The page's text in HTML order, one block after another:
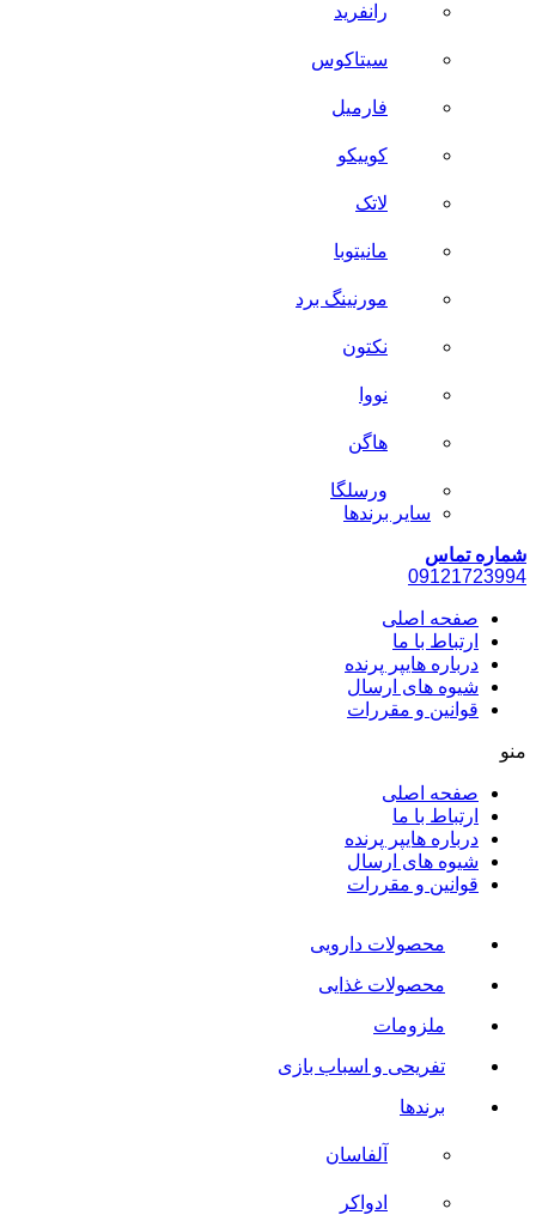
رانفرید
سیتاکوس
فارمیل
کوییکو
لاتک
مانیتوبا
مورنینگ برد
نکتون
نووا
هاگن
ورسلگا
سایر برند‌ها
شماره تماس
09121723994
صفحه اصلی
ارتباط با ما
درباره هایپر پرنده
شیوه های ارسال
قوانین و مقررات
منو
صفحه اصلی
ارتباط با ما
درباره هایپر پرنده
شیوه های ارسال
قوانین و مقررات
محصولات دارویی
محصولات غذایی
ملزومات
تفریحی و اسباب بازی
برندها
آلفاسان
ادواکر